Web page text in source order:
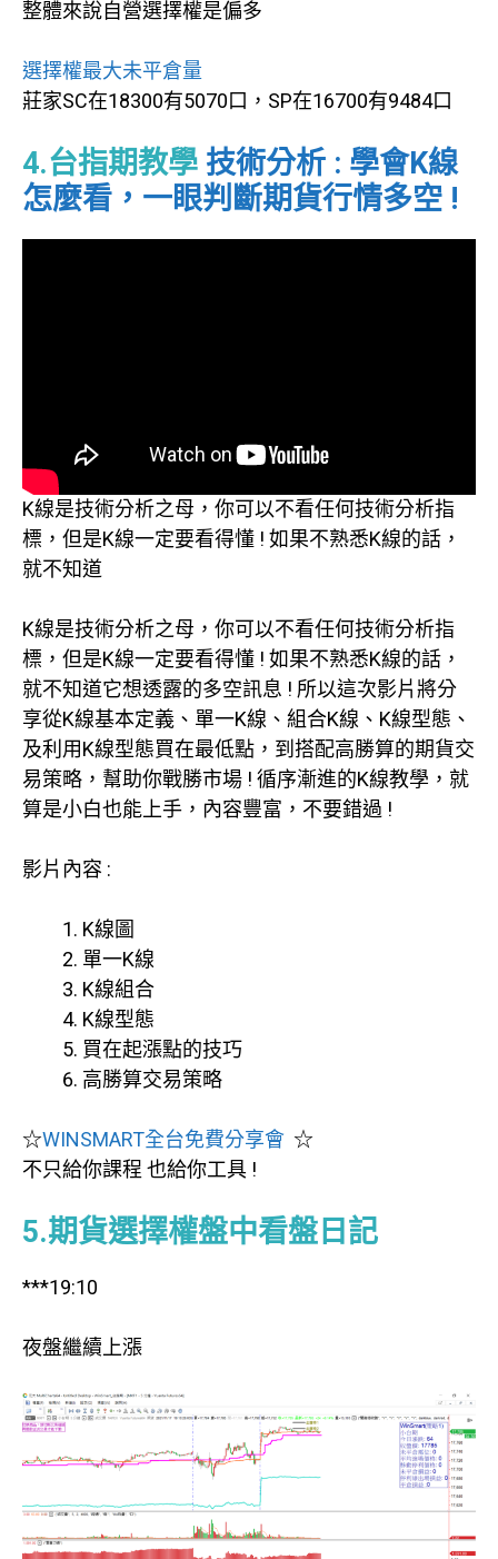
整體來說自營選擇權是偏多
選擇權最大未平倉量
莊家SC在18300有5070口，SP在16700有9484口
4.台指期教學 技術分析 : 學會K線
怎麼看，一眼判斷期貨行情多空 !
K線是技術分析之母，你可以不看任何技術分析指
標，但是K線一定要看得懂 ! 如果不熟悉K線的話，
就不知道
K線是技術分析之母，你可以不看任何技術分析指
標，但是K線一定要看得懂 ! 如果不熟悉K線的話，
就不知道它想透露的多空訊息 ! 所以這次影片將分
享從K線基本定義、單一K線、組合K線、K線型態、
及利用K線型態買在最低點，到搭配高勝算的期貨交
易策略，幫助你戰勝市場 ! 循序漸進的K線教學，就
算是小白也能上手，內容豐富，不要錯過 !
影片內容 :
K線圖
單一K線
K線組合
K線型態
買在起漲點的技巧
高勝算交易策略
☆WINSMART全台免費分享會 ​ ☆
不只給你課程 也給你工具 !
5.期貨選擇權盤中看盤日記
***19:10
夜盤繼續上漲